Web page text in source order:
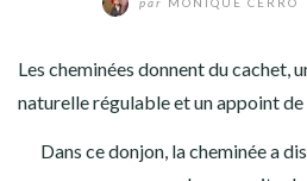
Les cheminées donnent du cachet,
naturelle régulable et un appoint de
Dans ce donjon, la cheminée a